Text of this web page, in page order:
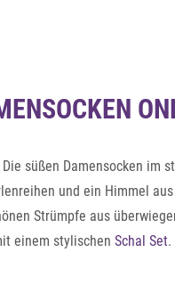
süßen Damensocken im
und ein Himmel
Strümpfe aus
einem stylischen Schal Set.